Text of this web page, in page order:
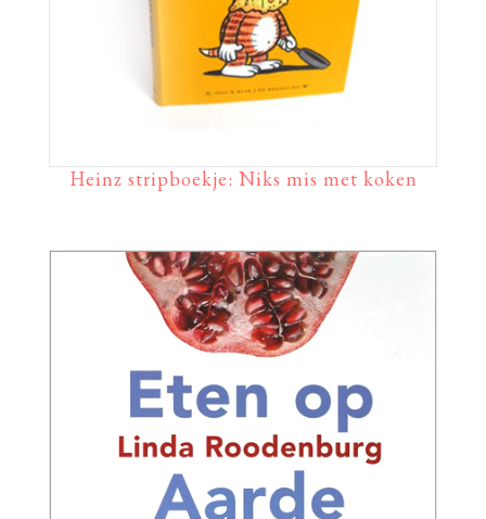
Heinz stripboekje: Niks mis met koken